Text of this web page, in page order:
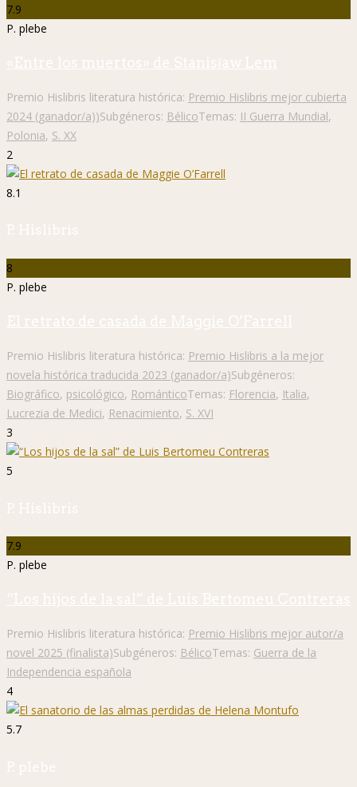
7.9
P. plebe
«Entre los muertos» de Stanisław Lem
Premio Hislibris literatura histórica: Premio Hislibris mejor cubierta
2024 (ganador/a))Subgéneros: BélicoTemas: II Guerra Mundial,
Polonia, S. XX
2
8.1
P. Hislibris
8
P. plebe
El retrato de casada de Maggie O’Farrell
Premio Hislibris literatura histórica: Premio Hislibris a la mejor
novela histórica traducida 2023 (ganador/a)Subgéneros:
Biográfico, psicológico, RománticoTemas: Florencia, Italia,
Lucrezia de Medici, Renacimiento, S. XVI
3
5
P. Hislibris
7.9
P. plebe
“Los hijos de la sal” de Luis Bertomeu Contreras
Premio Hislibris literatura histórica: Premio Hislibris mejor autor/a
novel 2025 (finalista)Subgéneros: BélicoTemas: Guerra de la
Independencia española
4
5.7
P. plebe